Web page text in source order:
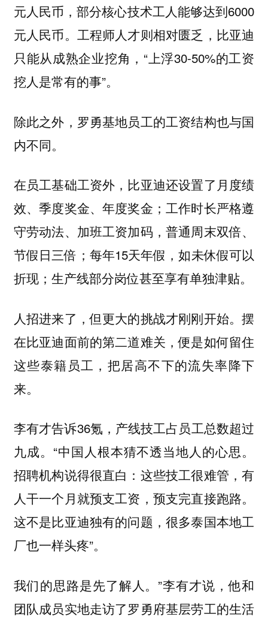
元人民币，部分核心技术工人能够达到6000
元人民币。工程师人才则相对匮乏，比亚迪
只能从成熟企业挖角，“上浮30-50%的工资
挖人是常有的事”。
除此之外，罗勇基地员工的工资结构也与国
内不同。
在员工基础工资外，比亚迪还设置了月度绩
效、季度奖金、年度奖金；工作时长严格遵
守劳动法、加班工资加码，普通周末双倍、
节假日三倍；每年15天年假，如未休假可以
折现；生产线部分岗位甚至享有单独津贴。
人招进来了，但更大的挑战才刚刚开始。摆
在比亚迪面前的第二道难关，便是如何留住
这些泰籍员工，把居高不下的流失率降下
来。
李有才告诉36氪，产线技工占员工总数超过
九成。“中国人根本猜不透当地人的心思。
招聘机构说得很直白：这些技工很难管，有
人干一个月就预支工资，预支完直接跑路。
这不是比亚迪独有的问题，很多泰国本地工
厂也一样头疼”。
我们的思路是先了解人。”李有才说，他和
团队成员实地走访了罗勇府基层劳工的生活